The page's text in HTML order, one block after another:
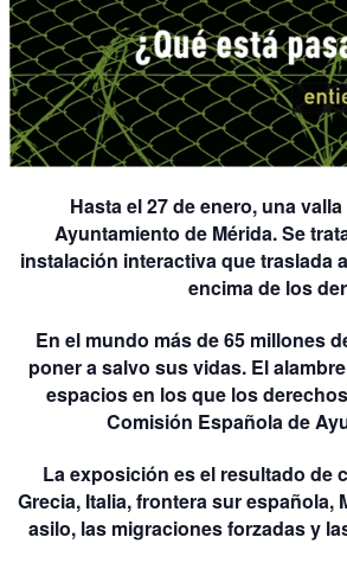
Hasta el 27 de enero, una
Ayuntamiento de Mérida. Se
instalación interactiva que traslada
encima de los
En el mundo más de 65 millones
poner a salvo sus vidas. El
espacios en los que los
Comisión Española de
La exposición es el resultado de
Grecia, Italia, frontera sur
asilo, las migraciones forzadas y